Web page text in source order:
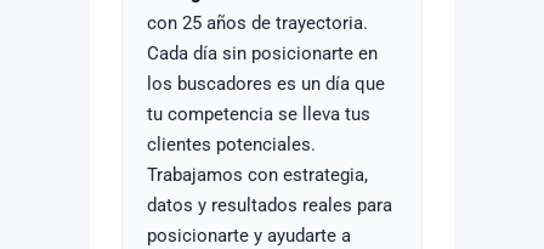
con 25 años de trayectoria.
Cada día sin posicionarte en
los buscadores es un día que
tu competencia se lleva tus
clientes potenciales.
Trabajamos con estrategia,
datos y resultados reales para
posicionarte y ayudarte a